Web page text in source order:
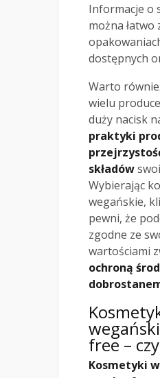
Informacje o
można łatwo
dostępnych
Warto
wielu
duży nacisk
praktyki
składów
Wybierając
wegańskie,
pewni, że
zgodne ze
wartościami
ochroną
free –
Kosmetyki